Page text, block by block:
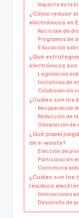
Impacto en la
¿Cómo reducir
electrónicos en
Reciclaje de
Programas de
Educación
¿Qué
electrónicos
Legislación
Iniciativas de
Colaboración
¿Cuáles son los
Recuperación
Reducción de
Generación de
¿Qué papel
de e-waste?
Elección de
Participación
Conciencia
¿Cuáles son las
residuos
Innovaciones
Desarrollo de